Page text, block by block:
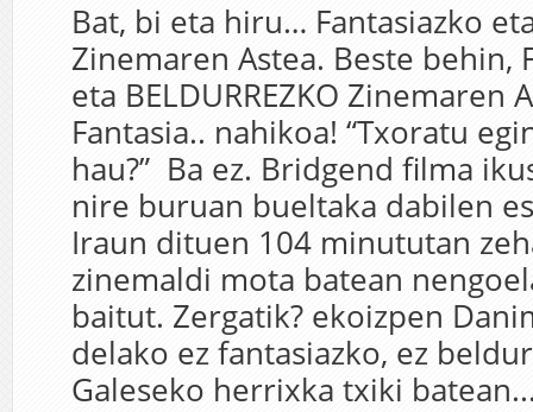
Bat, bi eta hiru… Fantasiazko
Zinemaren Astea. Beste behin,
eta BELDURREZKO Zinemaren
Fantasia.. nahikoa! “Txoratu
hau?” Ba ez. Bridgend filma
nire buruan bueltaka dabilen
Iraun dituen 104 minututan
zinemaldi mota batean
baitut. Zergatik? ekoizpen
delako ez fantasiazko, ez
Galeseko herrixka txiki